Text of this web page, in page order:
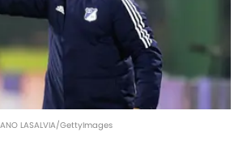
LASALVIA/GettyImages